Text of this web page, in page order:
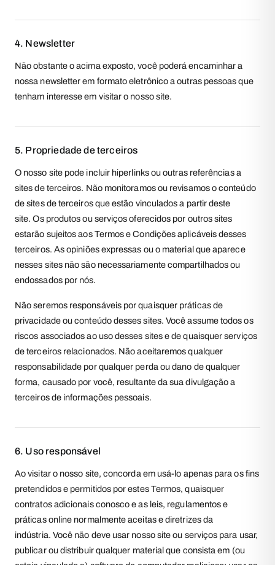
4. Newsletter
Não obstante o acima exposto, você poderá encaminhar a
nossa newsletter em formato eletrônico a outras pessoas que
tenham interesse em visitar o nosso site.
5. Propriedade de terceiros
O nosso site pode incluir hiperlinks ou outras referências a
sites de terceiros. Não monitoramos ou revisamos o conteúdo
de sites de terceiros que estão vinculados a partir deste
site. Os produtos ou serviços oferecidos por outros sites
estarão sujeitos aos Termos e Condições aplicáveis desses
terceiros. As opiniões expressas ou o material que aparece
nesses sites não são necessariamente compartilhados ou
endossados por nós.
Não seremos responsáveis por quaisquer práticas de
privacidade ou conteúdo desses sites. Você assume todos os
riscos associados ao uso desses sites e de quaisquer serviços
de terceiros relacionados. Não aceitaremos qualquer
responsabilidade por qualquer perda ou dano de qualquer
forma, causado por você, resultante da sua divulgação a
terceiros de informações pessoais.
6. Uso responsável
Ao visitar o nosso site, concorda em usá-lo apenas para os fins
pretendidos e permitidos por estes Termos, quaisquer
contratos adicionais conosco e as leis, regulamentos e
práticas online normalmente aceitas e diretrizes da
indústria. Você não deve usar nosso site ou serviços para usar,
publicar ou distribuir qualquer material que consista em (ou